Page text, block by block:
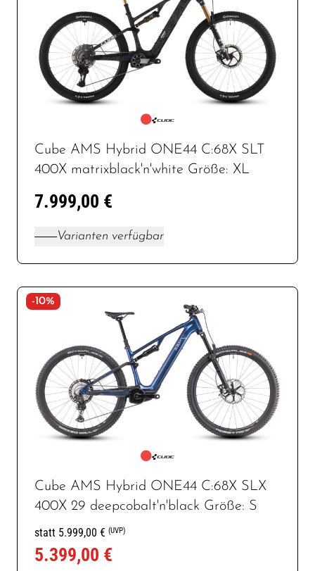
Cube AMS Hybrid ONE44 C:68X SLT
400X matrixblack'n'white Größe: XL
7.999,00 €
Varianten verfügbar
-10%
Cube AMS Hybrid ONE44 C:68X SLX
400X 29 deepcobalt'n'black Größe: S
statt 5.999,00 € (UVP)
5.399,00 €